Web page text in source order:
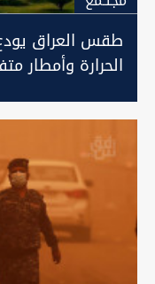
طقس العراق يودع
الحرارة وأمطار